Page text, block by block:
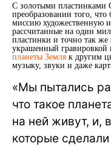
С золотыми пластинками
преобразовании того,
миссию художественную
рассчитанные на один
пластинки и точно так
украшенный гравировкой
планеты Земля к другим
музыку, звуки и даже
«Мы пытались
что такое
на ней живут, и,
которые сделали